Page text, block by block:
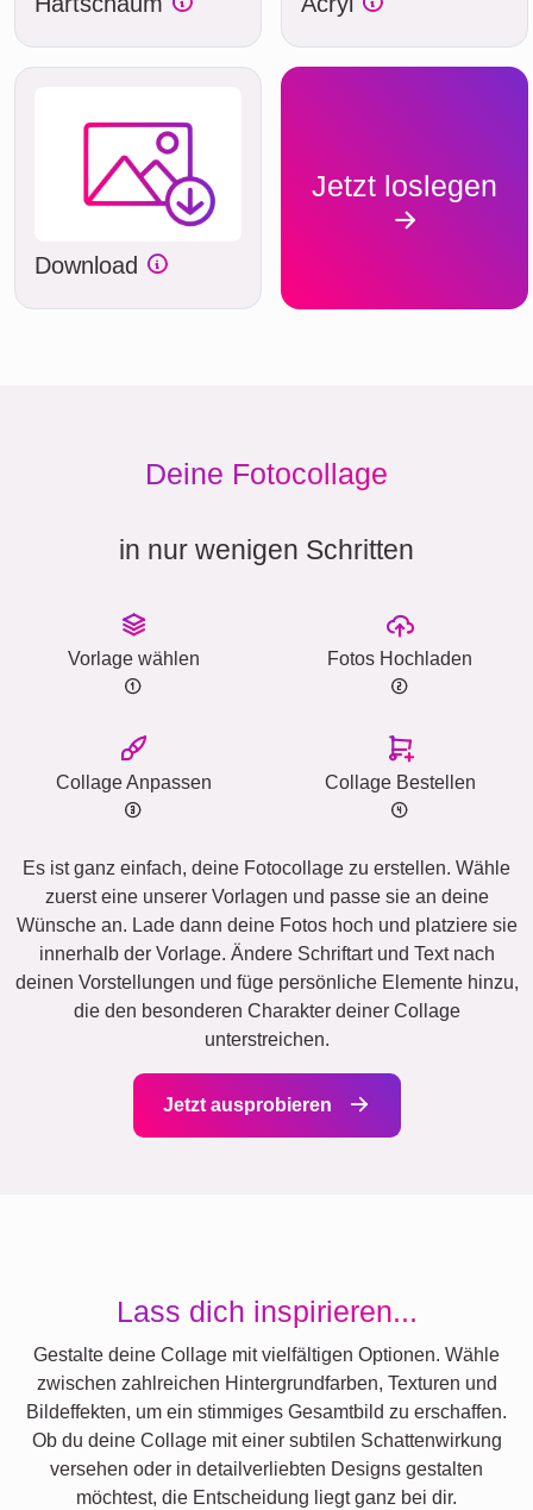
Download
Jetzt loslegen
Deine Fotocollage
in nur wenigen Schritten
Vorlage wählen Fotos Hochladen
Collage Anpassen Collage Bestellen
Es ist ganz einfach, deine Fotocollage zu erstellen. Wähle
zuerst eine unserer Vorlagen und passe sie an deine
Wünsche an. Lade dann deine Fotos hoch und platziere sie
innerhalb der Vorlage. Ändere Schriftart und Text nach
deinen Vorstellungen und füge persönliche Elemente hinzu,
die den besonderen Charakter deiner Collage
unterstreichen.
Jetzt ausprobieren
Lass dich inspirieren...
Gestalte deine Collage mit vielfältigen Optionen. Wähle
zwischen zahlreichen Hintergrundfarben, Texturen und
Bildeffekten, um ein stimmiges Gesamtbild zu erschaffen.
Ob du deine Collage mit einer subtilen Schattenwirkung
versehen oder in detailverliebten Designs gestalten
möchtest, die Entscheidung liegt ganz bei dir.